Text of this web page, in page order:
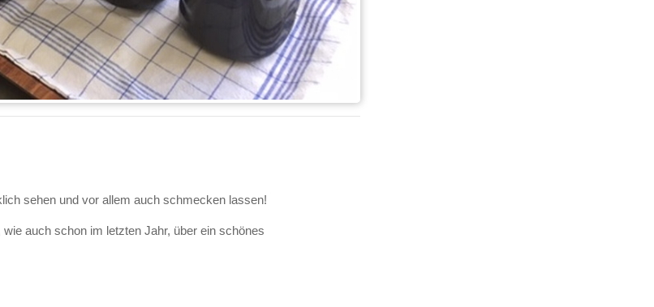
sehen und vor allem auch schmecken lassen!
auch schon im letzten Jahr, über ein schönes